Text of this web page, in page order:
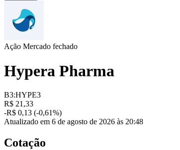
Ação Mercado fechado
Hypera Pharma
B3:HYPE3
R$ 21,33
-R$ 0,13 (-0,61%)
Atualizado em 6 de agosto de 2026 às 20:48
Cotação